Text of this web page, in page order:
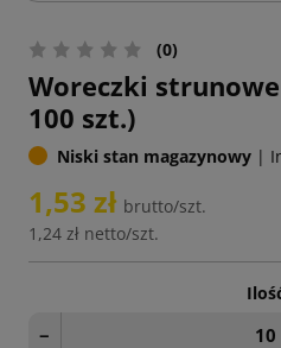
(0)
Woreczki
100 szt.)
Niski stan magazynowy |
1,53 zł brutto/szt.
1,24 zł netto/szt.
−